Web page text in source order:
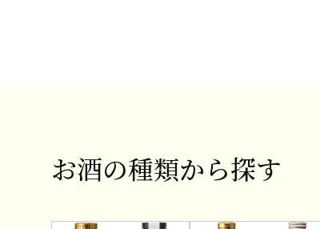
お酒の種類から探す